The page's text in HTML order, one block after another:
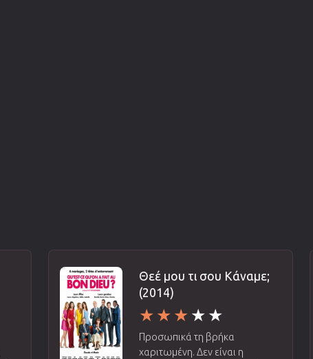
Θεέ μου τι σου Κάναμε;
(2014)
Προσωπικά τη βρήκα
χαριτωμένη. Δεν είναι η